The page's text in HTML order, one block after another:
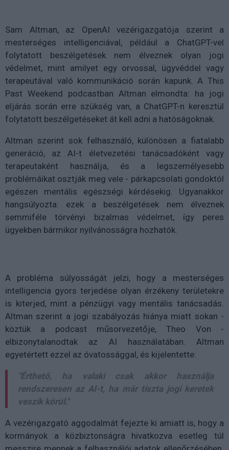
Sam Altman, az OpenAI vezérigazgatója szerint a
mesterséges intelligenciával, például a ChatGPT-vel
folytatott beszélgetések nem élveznek olyan jogi
védelmet, mint amilyet egy orvossal, ügyvéddel vagy
terapeutával való kommunikáció során kapunk. A This
Past Weekend podcastban Altman elmondta: ha jogi
eljárás során erre szükség van, a ChatGPT-n keresztül
folytatott beszélgetéseket át kell adni a hatóságoknak.
Altman szerint sok felhasználó, különösen a fiatalabb
generáció, az AI-t életvezetési tanácsadóként vagy
terapeutaként használja, és a legszemélyesebb
problémáikat osztják meg vele - párkapcsolati gondoktól
egészen mentális egészségi kérdésekig. Ugyanakkor
hangsúlyozta: ezek a beszélgetések nem élveznek
semmiféle törvényi bizalmas védelmet, így peres
ügyekben bármikor nyilvánosságra hozhatók.
A probléma súlyosságát jelzi, hogy a mesterséges
intelligencia gyors terjedése olyan érzékeny területekre
is kiterjed, mint a pénzügyi vagy mentális tanácsadás.
Altman szerint a jogi szabályozás hiánya miatt sokan -
köztük a podcast műsorvezetője, Theo Von -
elbizonytalanodtak az AI használatában. Altman
egyetértett ezzel az óvatossággal, és kijelentette:
"Érthető, ha valaki csak akkor használja
rendszeresen az AI-t, ha már tiszta jogi keretek
veszik körül."
A vezérigazgató aggodalmát fejezte ki amiatt is, hogy a
kormányok a közbiztonságra hivatkozva esetleg túl